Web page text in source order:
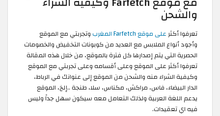
والشحن
تعرفوا أكثرعلى موقع Farfetch المغرب
وتجربتي مع الموقع
وأجود أنواع الملابس مع العديد من كوبونات التخفيض والخصومات
الحصرية التي يتم إصدارها كل فترة بالموقع، من خلال هذه المقالة
تعرفوا أكثر على الموقع وعلى أقسامه وعلى تجربتي مع الموقع
وكيفية الشراء منه والشحن من الموقع إلى عنوانك في الرباط،
الدار البيضاء، فاس، مراكش، مكناس، سلا، طنجة ..إلخ، الموقع
يدعم اللغة العربية ولذلك التعامل معه سيكون سهل جداً وليس
فيه اي تعقيدات.